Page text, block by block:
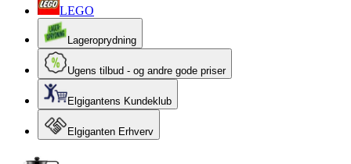
LEGO
Lageroprydning
Ugens tilbud - og andre gode priser
Elgigantens Kundeklub
Elgiganten Erhverv